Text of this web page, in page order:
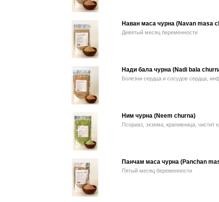
Наван маса чурна (Navan masa
Девятый месяц беременности
Нади бала чурна (Nadi bala
Болезни сердца и сосудов сердца,
Ним чурна (Neem churna)
Псориаз, экзема, крапивница, чистит
Панчам маса чурна (Panchan
Пятый месяц беременности